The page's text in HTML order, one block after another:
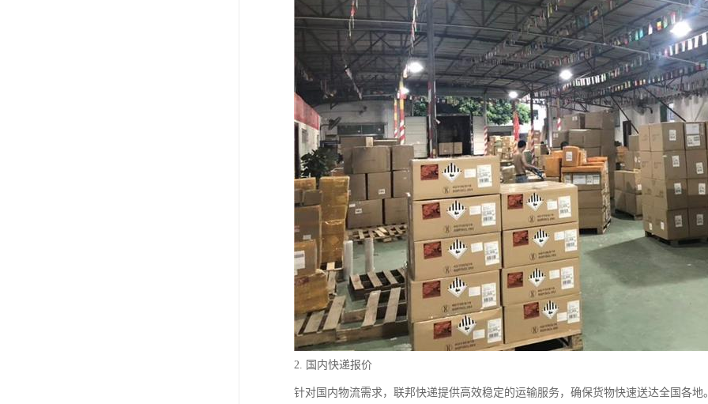
2. 国内快递报价
针对国内物流需求，联邦快递提供高效稳定的运输服务，确保货物快速送达全国各地